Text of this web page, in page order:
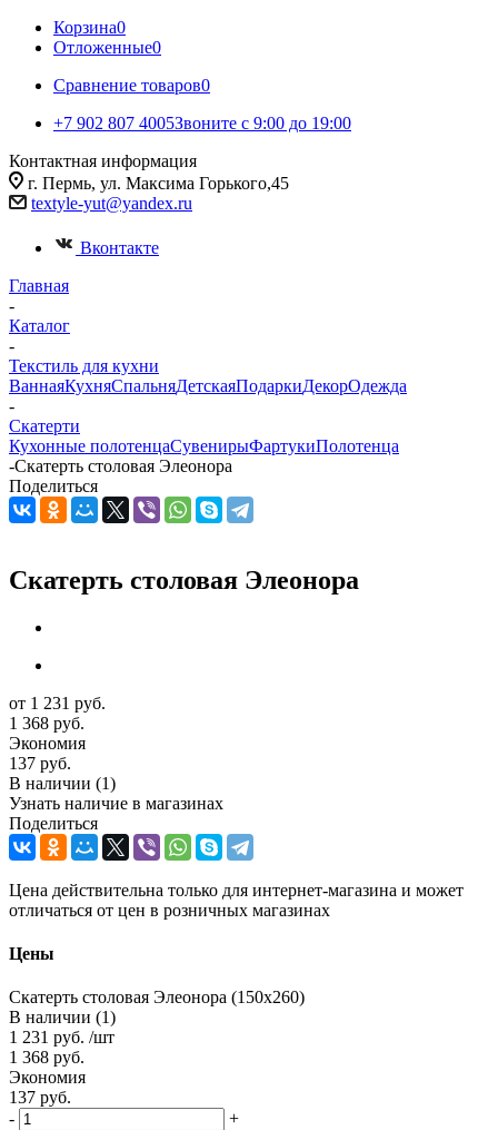
Корзина0
Отложенные0
Сравнение товаров0
+7 902 807 4005Звоните с 9:00 до 19:00
Контактная информация
г. Пермь, ул. Максима Горького,45
textyle-yut@yandex.ru
Вконтакте
Главная
-
Каталог
-
Текстиль для кухни
ВаннаяКухняСпальняДетскаяПодаркиДекорОдежда
-
Скатерти
Кухонные полотенцаСувенирыФартукиПолотенца
-Скатерть столовая Элеонора
Поделиться
Скатерть столовая Элеонора
от 1 231 руб.
1 368 руб.
Экономия
137 руб.
В наличии (1)
Узнать наличие в магазинах
Поделиться
Цена действительна только для интернет-магазина и может
отличаться от цен в розничных магазинах
Цены
Скатерть столовая Элеонора (150х260)
В наличии (1)
1 231 руб. /шт
1 368 руб.
Экономия
137 руб.
-
+